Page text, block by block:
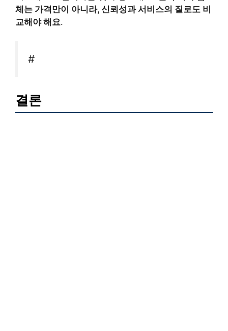
체는 가격만이 아니라, 신뢰성과 서비스의 질로도 비
교해야 해요.
#
결론